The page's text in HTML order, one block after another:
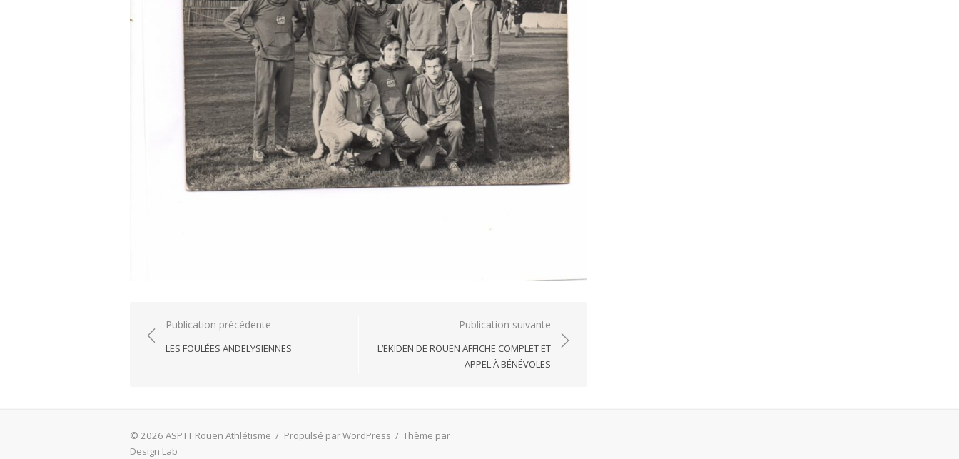
Navigation
de
Publication précédente
LES FOULÉES ANDELYSIENNES
Publication suivante
L’EKIDEN DE ROUEN AFFICHE COMPLET ET
APPEL À BÉNÉVOLES
© 2026 ASPTT Rouen Athlétisme / Propulsé par WordPress / Thème par
Design Lab